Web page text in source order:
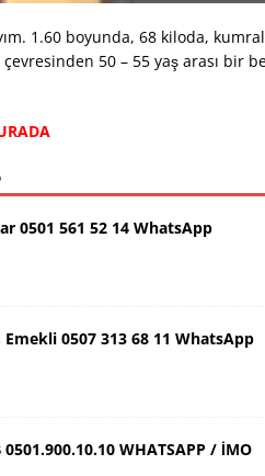
1.60 boyunda, 68 kiloda,
çevresinden 50 – 55 yaş arası bir
0501 561 52 14 WhatsApp
0507 313 68 11 WhatsApp
0501.900.10.10 WHATSAPP / İMO